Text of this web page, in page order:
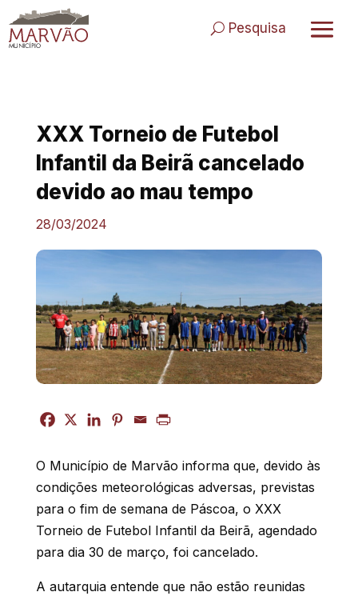
to
content
Pesquisa
XXX Torneio de Futebol
Infantil da Beirã cancelado
devido ao mau tempo
28/03/2024
O Município de Marvão informa que, devido às
condições meteorológicas adversas, previstas
para o fim de semana de Páscoa, o XXX
Torneio de Futebol Infantil da Beirã, agendado
para dia 30 de março, foi cancelado.
A autarquia entende que não estão reunidas